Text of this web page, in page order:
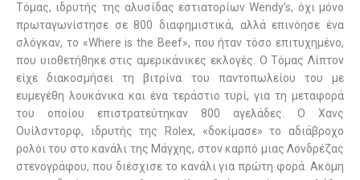
Τόμας, ιδρυτής της αλυσίδας εστιατορίων Wendy’s, όχι μόνο
πρωταγωνίστησε σε 800 διαφημιστικά, αλλά επινόησε ένα
σλόγκαν, το «Where is the Beef», που ήταν τόσο επιτυχημένο,
που υιοθετήθηκε στις αμερικάνικες εκλογές. Ο Τόμας Λίπτον
είχε διακοσμήσει τη βιτρίνα του παντοπωλείου του με
ευμεγέθη λουκάνικα και ένα τεράστιο τυρί, για τη μεταφορά
του οποίου επιστρατεύτηκαν 800 αγελάδες. Ο Χανς
Ουίλσντορφ, ιδρυτής της Rolex, «δοκίμασε» το αδιάβροχο
ρολόι του στο κανάλι της Μάγχης, στον καρπό μιας Λονδρέζας
στενογράφου, που διέσχισε το κανάλι για πρώτη φορά. Ακόμη